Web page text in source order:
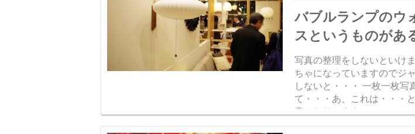
バブルランプのウ
スというものがあ
写真の整理をしないといけ
ちゃになっていますのでジ
しないと・・・ 一枚一枚写真を再チェックし
て・・・あ、これは・・・
書いたりします。 ハーマンミラーストアですよ
このときの http://